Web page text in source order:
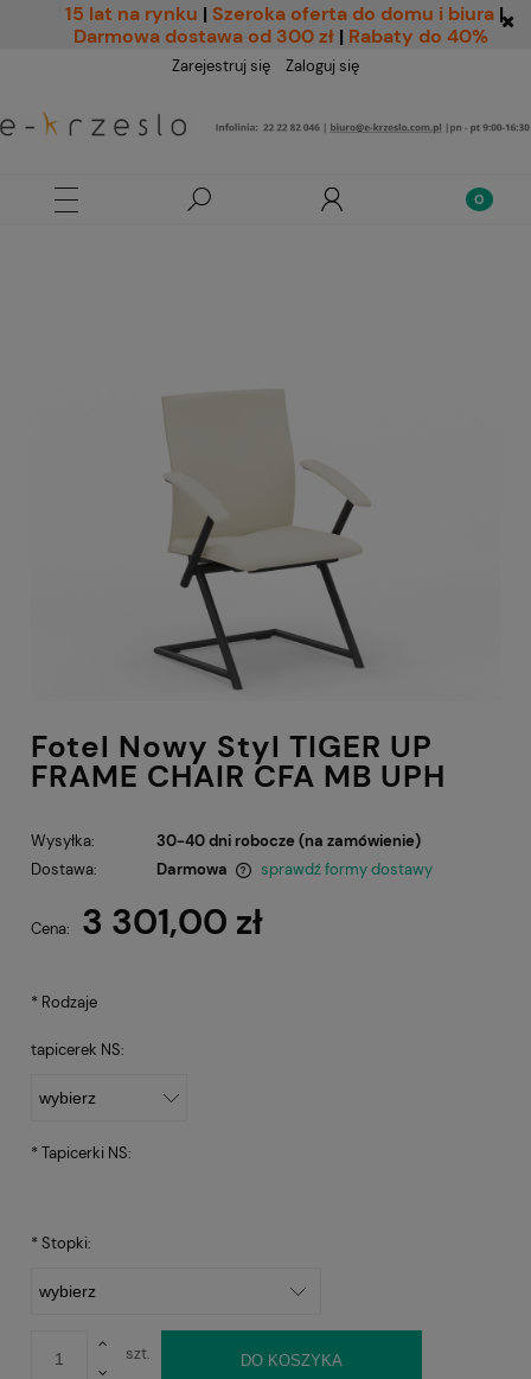
15 lat na rynku | Szeroka oferta do domu i biura |
Darmowa dostawa od 300 zł | Rabaty do 40%
Zarejestruj się Zaloguj się
Fotel Nowy Styl TIGER UP
FRAME CHAIR CFA MB UPH
Wysyłka:
30-40 dni robocze (na zamówienie)
Dostawa:
Darmowa
sprawdź formy dostawy
Cena: 3 301,00 zł
* Rodzaje
tapicerek NS:
*Tapicerki NS:
*Stopki:
szt. DO KOSZYKA